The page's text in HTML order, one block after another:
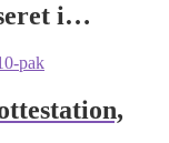
i…